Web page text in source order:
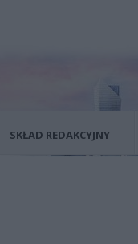
SKŁAD REDAKCYJNY